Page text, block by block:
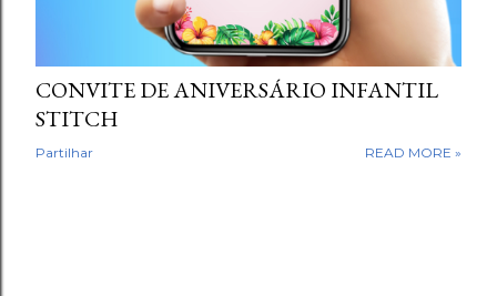
CONVITE DE ANIVERSÁRIO INFANTIL
STITCH
Partilhar READ MORE »